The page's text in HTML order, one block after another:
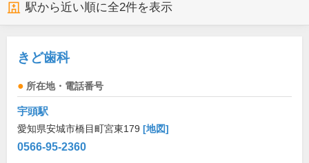
駅から近い順に全2件を表示
きど歯科
所在地・電話番号
宇頭駅
愛知県安城市橋目町宮東179 [地図]
0566-95-2360